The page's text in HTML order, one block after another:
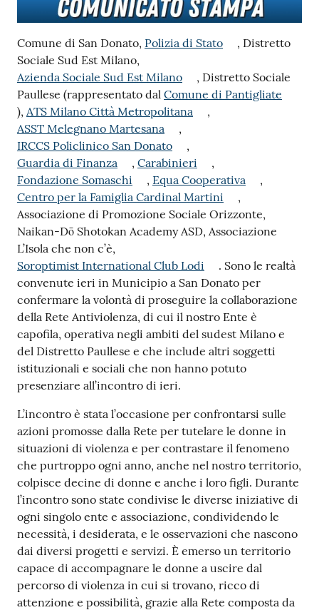
Comune di San Donato, Polizia di Stato
, Distretto
Sociale Sud Est Milano,
Azienda Sociale Sud Est Milano
, Distretto Sociale
Paullese (rappresentato dal Comune di Pantigliate
), ATS Milano Città Metropolitana
,
ASST Melegnano Martesana
,
IRCCS Policlinico San Donato
,
Guardia di Finanza
, Carabinieri
,
Fondazione Somaschi
, Equa Cooperativa
,
Centro per la Famiglia Cardinal Martini
,
Associazione di Promozione Sociale Orizzonte,
Naikan-Dō Shotokan Academy ASD, Associazione
L’Isola che non c’è,
Soroptimist International Club Lodi
. Sono le realtà
convenute ieri in Municipio a San Donato per
confermare la volontà di proseguire la collaborazione
della Rete Antiviolenza, di cui il nostro Ente è
capofila, operativa negli ambiti del sudest Milano e
del Distretto Paullese e che include altri soggetti
istituzionali e sociali che non hanno potuto
presenziare all’incontro di ieri.
L’incontro è stata l’occasione per confrontarsi sulle
azioni promosse dalla Rete per tutelare le donne in
situazioni di violenza e per contrastare il fenomeno
che purtroppo ogni anno, anche nel nostro territorio,
colpisce decine di donne e anche i loro figli. Durante
l’incontro sono state condivise le diverse iniziative di
ogni singolo ente e associazione, condividendo le
necessità, i desiderata, e le osservazioni che nascono
dai diversi progetti e servizi. È emerso un territorio
capace di accompagnare le donne a uscire dal
percorso di violenza in cui si trovano, ricco di
attenzione e possibilità, grazie alla Rete composta da